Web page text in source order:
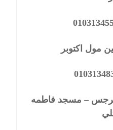
مول اكتوبر
– مسجد فاطمه